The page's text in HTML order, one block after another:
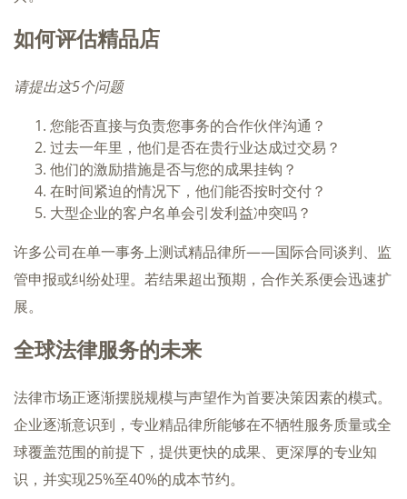
如何评估精品店
请提出这5个问题
您能否直接与负责您事务的合作伙伴沟通？
过去一年里，他们是否在贵行业达成过交易？
他们的激励措施是否与您的成果挂钩？
在时间紧迫的情况下，他们能否按时交付？
大型企业的客户名单会引发利益冲突吗？
许多公司在单一事务上测试精品律所——国际合同谈判、监
管申报或纠纷处理。若结果超出预期，合作关系便会迅速扩
展。
全球法律服务的未来
法律市场正逐渐摆脱规模与声望作为首要决策因素的模式。
企业逐渐意识到，专业精品律所能够在不牺牲服务质量或全
球覆盖范围的前提下，提供更快的成果、更深厚的专业知
识，并实现25%至40%的成本节约。